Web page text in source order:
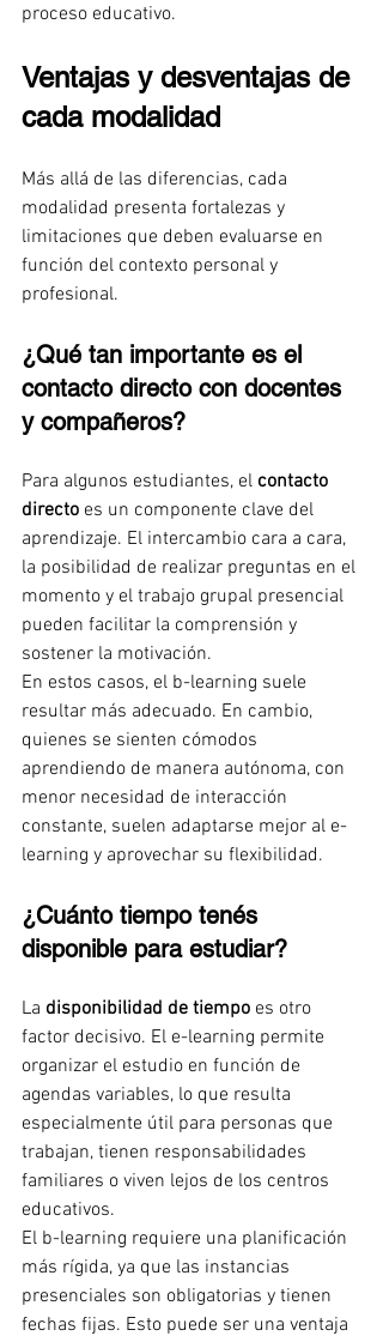
proceso educativo.
Ventajas y desventajas de
cada modalidad
Más allá de las diferencias, cada
modalidad presenta fortalezas y
limitaciones que deben evaluarse en
función del contexto personal y
profesional.
¿Qué tan importante es el
contacto directo con docentes
y compañeros?
Para algunos estudiantes, el contacto
directo es un componente clave del
aprendizaje. El intercambio cara a cara,
la posibilidad de realizar preguntas en el
momento y el trabajo grupal presencial
pueden facilitar la comprensión y
sostener la motivación.
En estos casos, el b-learning suele
resultar más adecuado. En cambio,
quienes se sienten cómodos
aprendiendo de manera autónoma, con
menor necesidad de interacción
constante, suelen adaptarse mejor al e-
learning y aprovechar su flexibilidad.
¿Cuánto tiempo tenés
disponible para estudiar?
La disponibilidad de tiempo es otro
factor decisivo. El e-learning permite
organizar el estudio en función de
agendas variables, lo que resulta
especialmente útil para personas que
trabajan, tienen responsabilidades
familiares o viven lejos de los centros
educativos.
El b-learning requiere una planificación
más rígida, ya que las instancias
presenciales son obligatorias y tienen
fechas fijas. Esto puede ser una ventaja